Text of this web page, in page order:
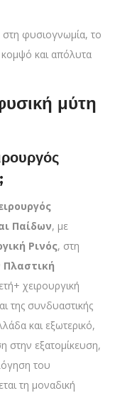
φυσιογνωμία, το
κομψό και απόλυτα
μύτη
Παίδων, με
Ρινός, στη
Πλαστική
χειρουργική
της συνδυαστικής
και εξωτερικό,
στην εξατομίκευση,
του
τη μοναδική